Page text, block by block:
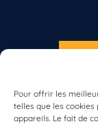
Pour offrir les
telles que les
appareils. Le fait de
Vous